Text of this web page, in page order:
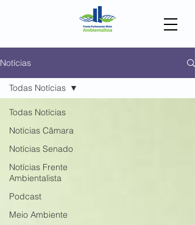
Notícias
Todas Notícias
Notícias Câmara
Notícias Senado
Notícias Frente
Ambientalista
Podcast
Meio Ambiente
Todas Notícias